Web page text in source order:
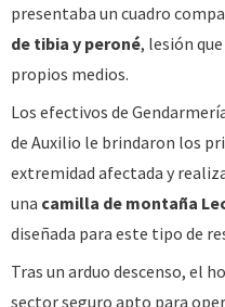
presentaba un cuadro
de tibia y peroné, lesión
propios medios.
Los efectivos de
de Auxilio le brindaron los
extremidad afectada y
una camilla de montaña
diseñada para este tipo de
Tras un arduo descenso, el
sector seguro apto para